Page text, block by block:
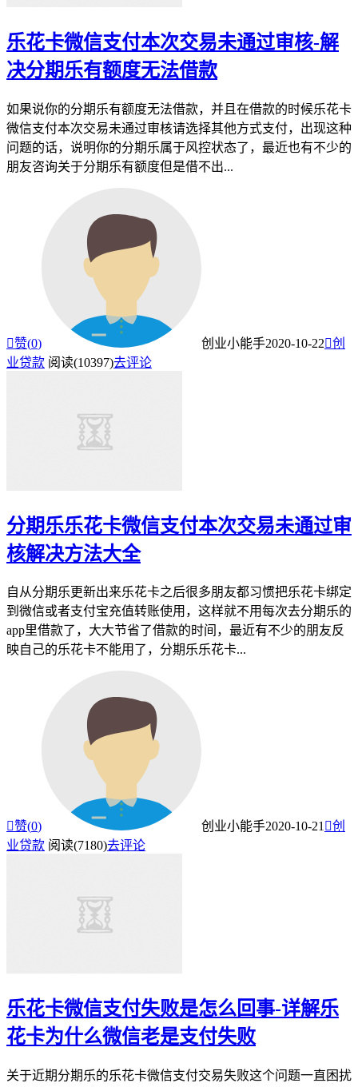
乐花卡微信支付本次交易未通过审核-解
决分期乐有额度无法借款
如果说你的分期乐有额度无法借款，并且在借款的时候乐花卡
微信支付本次交易未通过审核请选择其他方式支付，出现这种
问题的话，说明你的分期乐属于风控状态了，最近也有不少的
朋友咨询关于分期乐有额度但是借不出...
赞(0) 创业小能手2020-10-22创
业贷款 阅读(10397)去评论
分期乐乐花卡微信支付本次交易未通过审
核解决方法大全
自从分期乐更新出来乐花卡之后很多朋友都习惯把乐花卡绑定
到微信或者支付宝充值转账使用，这样就不用每次去分期乐的
app里借款了，大大节省了借款的时间，最近有不少的朋友反
映自己的乐花卡不能用了，分期乐乐花卡...
赞(0) 创业小能手2020-10-21创
业贷款 阅读(7180)去评论
乐花卡微信支付失败是怎么回事-详解乐
花卡为什么微信老是支付失败
关于近期分期乐的乐花卡微信支付交易失败这个问题一直困扰